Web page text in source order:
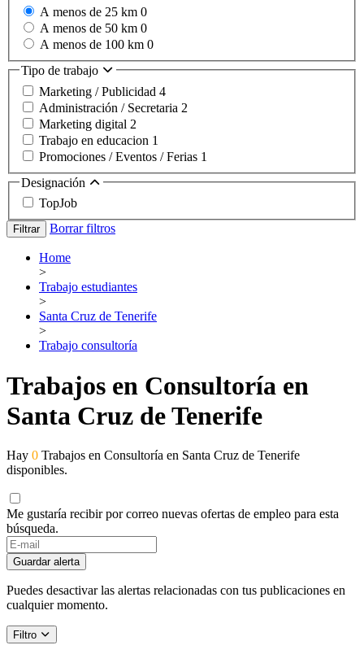
A menos de 25 km 0
A menos de 50 km 0
A menos de 100 km 0
Tipo de trabajo
Marketing / Publicidad 4
Administración / Secretaria 2
Marketing digital 2
Trabajo en educacion 1
Promociones / Eventos / Ferias 1
Designación
TopJob
Filtrar Borrar filtros
Home
>
Trabajo estudiantes
>
Santa Cruz de Tenerife
>
Trabajo consultoría
Trabajos en Consultoría en
Santa Cruz de Tenerife
Hay 0 Trabajos en Consultoría en Santa Cruz de Tenerife
disponibles.
Me gustaría recibir por correo nuevas ofertas de empleo para esta
búsqueda.
If
you
are
a
human,
ignore
this
field
Guardar alerta
Puedes desactivar las alertas relacionadas con tus publicaciones en
cualquier momento.
Filtro